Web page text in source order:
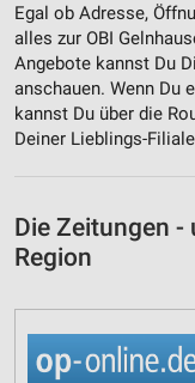
Egal ob Adresse,
alles zur OBI
Angebote kannst Du
anschauen. Wenn Du
kannst Du über die
Deiner Lieblings-
Die Zeitungen -
Region